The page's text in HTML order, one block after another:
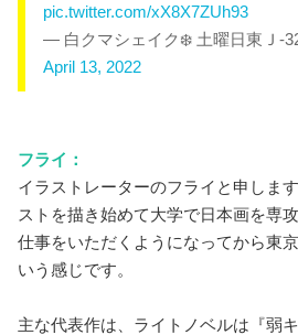
pic.twitter.com/xX8X7ZUh93
— 白クマシェイク❄️ 土曜日東Ｊ-
April 13, 2022
フライ：
イラストレーターのフライと申しま
ストを描き始めて大学で日本画を専
仕事をいただくようになってから東
いう感じです。
主な代表作は、ライトノベルは『弱